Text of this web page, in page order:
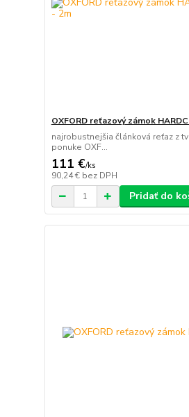
OXFORD reťazový zámok
najrobustnejšia článková reťaz z
ponuke OXF...
111 €/ks
90,24 € bez DPH
Pridať do